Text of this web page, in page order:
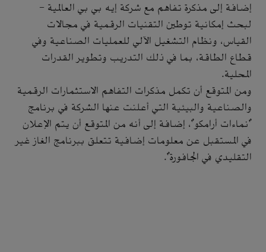
إضافة إلى مذكرة تفاهم مع شركة إيه بي بي العالمية -
لبحث إمكانية توطين التقنيات الرقمية في مجالات
القياس، ونظام التشغيل الآلي للعمليات الصناعية وفي
قطاع الطاقة، بما في ذلك التدريب وتطوير القدرات
المحلية.
ومن المتوقع أن تكمل مذكرات التفاهم الاستثمارات الرقمية
والصناعية والبيئية التي أعلنت عنها الشركة في برنامج
"نماءات أرامكو"، إضافة إلى أنه من المتوقع أن يتم الإعلان
في المستقبل عن معلومات إضافية تتعلق ببرنامج الغاز غير
التقليدي في الجافورة".